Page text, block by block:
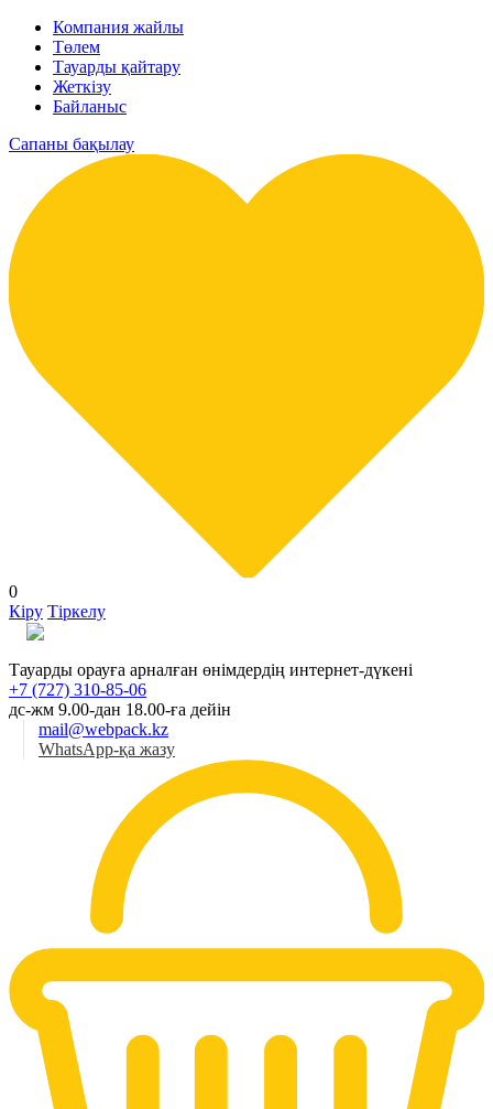
Компания жайлы
Төлем
Тауарды қайтару
Жеткізу
Байланыс
Сапаны бақылау
0
Кіру Тіркелу
Тауарды орауға арналған өнімдердің интернет-дүкені
+7 (727) 310-85-06
дс-жм 9.00-дан 18.00-ға дейін
mail@webpack.kz
WhatsApp-қа жазу